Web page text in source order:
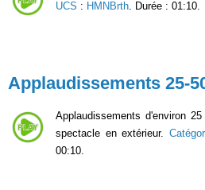
UCS : HMNBrth. Durée : 01:10.
Applaudissements 25-
Applaudissements d'environ
spectacle en extérieur.
00:10.